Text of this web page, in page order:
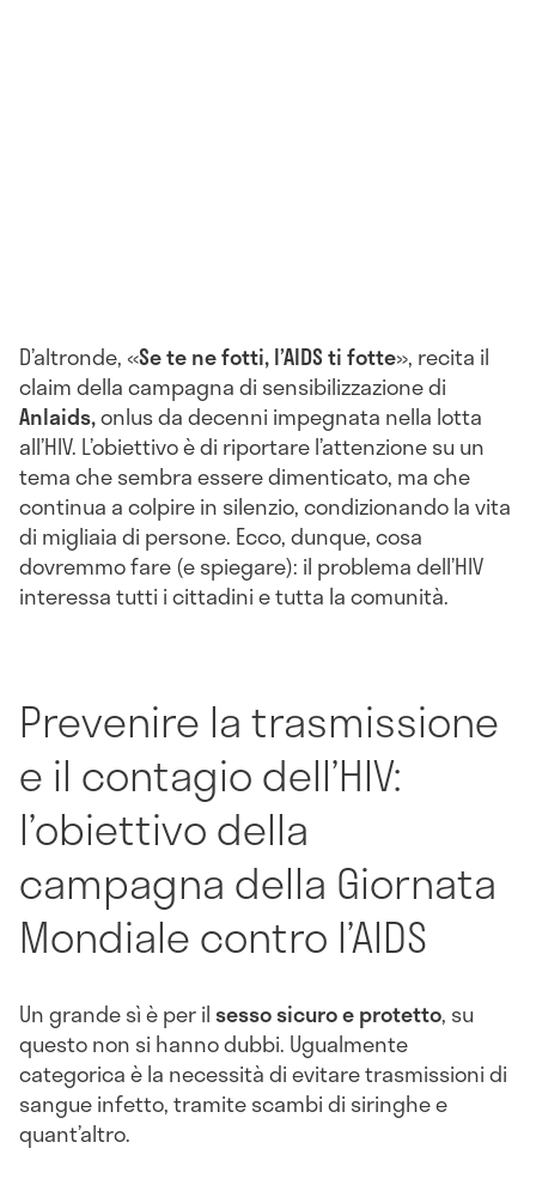
D’altronde, «Se te ne fotti, l’AIDS ti fotte», recita il
claim della campagna di sensibilizzazione di
Anlaids,onlus da decenni impegnata nella lotta
all’HIV. L’obiettivo è di riportare l’attenzione su un
tema che sembra essere dimenticato, ma che
continua a colpire in silenzio, condizionando la vita
di migliaia di persone. Ecco, dunque, cosa
dovremmo fare (e spiegare): il problema dell’HIV
interessa tutti i cittadini e tutta la comunità.
Prevenire la trasmissione
e il contagio dell’HIV:
l’obiettivo della
campagna della Giornata
Mondiale contro l’AIDS
Un grande sì è per ilsesso sicuro e protetto, su
questo non si hanno dubbi. Ugualmente
categorica è la necessità di evitare trasmissioni di
sangue infetto, tramite scambi di siringhe e
quant’altro.